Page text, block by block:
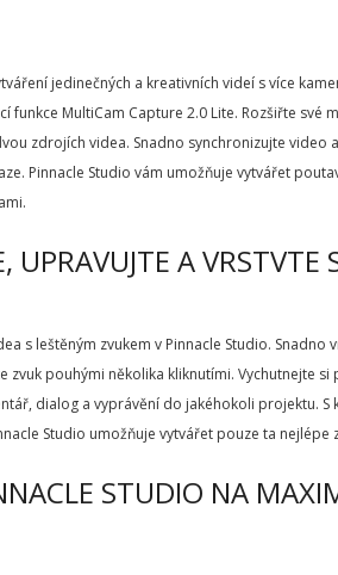
jedinečných a kreativních videí s více
funkce MultiCam Capture 2.0 Lite. Rozšiřte
zdrojích videa. Snadno synchronizujte
Pinnacle Studio vám umožňuje vytvářet
UPRAVUJTE A VRSTVTE
s leštěným zvukem v Pinnacle Studio.
zvuk pouhými několika kliknutími. Vychutnejte
dialog a vyprávění do jakéhokoli projektu.
Studio umožňuje vytvářet pouze ta nejlépe
STUDIO NA